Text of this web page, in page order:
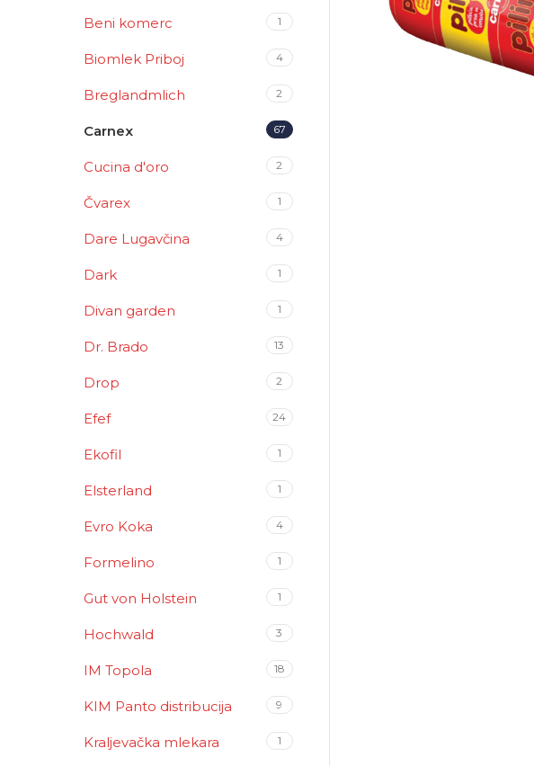
Beni komerc 1
Biomlek Priboj 4
Breglandmlich 2
Carnex 67
Cucina d'oro 2
Čvarex 1
Dare Lugavčina 4
Dark 1
Divan garden 1
Dr. Brado 13
Drop 2
Efef 24
Ekofil 1
Elsterland 1
Evro Koka 4
Formelino 1
Gut von Holstein 1
Hochwald 3
IM Topola 18
KIM Panto distribucija 9
Kraljevačka mlekara 1